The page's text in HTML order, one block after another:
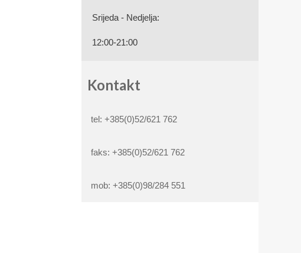
Srijeda - Nedjelja:
12:00-21:00
Kontakt
tel: +385(0)52/621 762
faks: +385(0)52/621 762
mob: +385(0)98/284 551